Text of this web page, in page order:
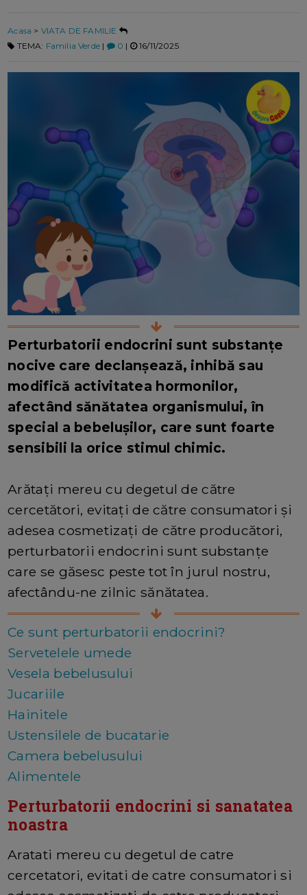
Acasa > VIATA DE FAMILIE
TEMA: Familia Verde | 0 | 16/11/2025
Perturbatorii endocrini sunt substanțe
nocive care declanșează, inhibă sau
modifică activitatea hormonilor,
afectând sănătatea organismului, în
special a bebelușilor, care sunt foarte
sensibili la orice stimul chimic.
Arătați mereu cu degetul de către
cercetători, evitați de către consumatori și
adesea cosmetizați de către producători,
perturbatorii endocrini sunt substanțe
care se găsesc peste tot în jurul nostru,
afectându-ne zilnic sănătatea.
Ce sunt perturbatorii endocrini?
Servetelele umede
Vesela bebelusului
Jucariile
Hainitele
Ustensilele de bucatarie
Camera bebelusului
Alimentele
Perturbatorii endocrini si sanatatea
noastra
Aratati mereu cu degetul de catre
cercetatori, evitati de catre consumatori si